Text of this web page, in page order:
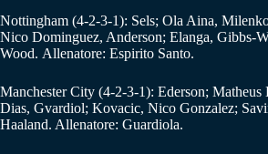
Nottingham (4-2-3-1): Sels; Ola Aina,
Nico Dominguez, Anderson; Elanga, Gibbs-
Wood. Allenatore: Espirito Santo.
Manchester City (4-2-3-1): Ederson;
Dias, Gvardiol; Kovacic, Nico Gonzalez;
Haaland. Allenatore: Guardiola.